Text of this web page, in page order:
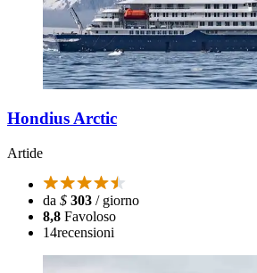
Hondius Arctic
Artide
da $ 303 / giorno
8,8 Favoloso
14recensioni